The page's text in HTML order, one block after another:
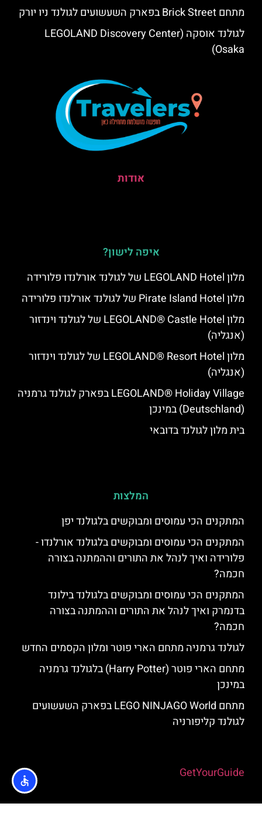
מתחם Brick Street בפארק השעשועים לגולנד ניו יורק
לגולנד אוסקה (LEGOLAND Discovery Center
Osaka)
אודות
איפה לישון?
מלון LEGOLAND Hotel של לגולנד אורלנדו פלורידה
מלון Pirate Island Hotel של לגולנד אורלנדו פלורידה
מלון LEGOLAND® Castle Hotel של לגולנד וינדזור
(אנגליה)
מלון LEGOLAND® Resort Hotel של לגולנד וינדזור
(אנגליה)
LEGOLAND® Holiday Village בפארק לגולנד גרמניה
(Deutschland) במינכן
בית מלון לגולנד בדובאי
המלצות
‏המתקנים הכי עמוסים ומבוקשים בלגולנד יפן
המתקנים הכי עמוסים ומבוקשים בלגולנד אורלנדו -
פלורידה ואיך לנהל את התורים וההמתנה בצורה
חכמה?
המתקנים הכי עמוסים ומבוקשים בלגולנד בילונד
בדנמרק ואיך לנהל את התורים וההמתנה בצורה
חכמה?
לגולנד גרמניה מתחם הארי פוטר ומלון הקסמים החדש
מתחם הארי פוטר (Harry Potter) בלגולנד גרמניה
במינכן
מתחם LEGO NINJAGO World בפארק השעשועים
לגולנד קליפורניה
GetYourGuide